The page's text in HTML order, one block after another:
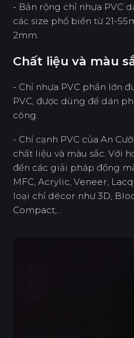
- Bản rộng chỉ nhựa PVC
các size phổ biến từ 21-
2mm.
Chất liệu và màu
- Chỉ nhựa PVC phần lớn
PVC, được dùng để dán
công.
- Chỉ cạnh PVC của An
chất liệu và màu sắc. Với
đến các giải pháp đồng
MFC, Acrylic, Veneer,
loại chỉ décor như 3D,
Compact,…